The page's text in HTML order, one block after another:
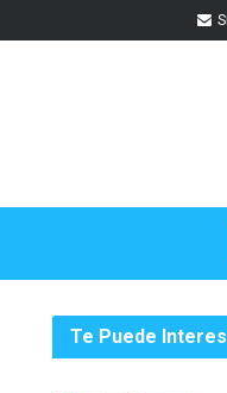
Te Puede